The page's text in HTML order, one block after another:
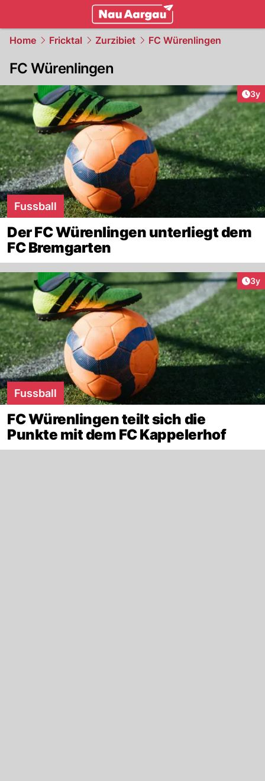
Home Fricktal Zurzibiet FC Würenlingen
FC Würenlingen
3y
Fussball
Der FC Würenlingen unterliegt dem
FC Bremgarten
3y
Fussball
FC Würenlingen teilt sich die
Punkte mit dem FC Kappelerhof